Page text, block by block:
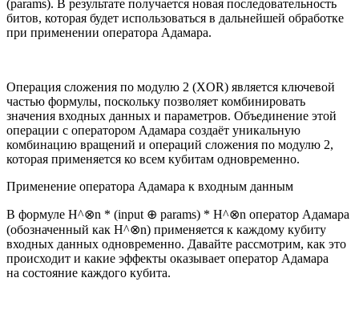
(params). В результате получается новая последовательность
битов, которая будет использоваться в дальнейшей обработке
при применении оператора Адамара.
Операция сложения по модулю 2 (XOR) является ключевой
частью формулы, поскольку позволяет комбинировать
значения входных данных и параметров. Объединение этой
операции с оператором Адамара создаёт уникальную
комбинацию вращений и операций сложения по модулю 2,
которая применяется ко всем кубитам одновременно.
Применение оператора Адамара к входным данным
В формуле H^⊗n * (input ⊕ params) * H^⊗n оператор Адамара
(обозначенный как H^⊗n) применяется к каждому кубиту
входных данных одновременно. Давайте рассмотрим, как это
происходит и какие эффекты оказывает оператор Адамара
на состояние каждого кубита.